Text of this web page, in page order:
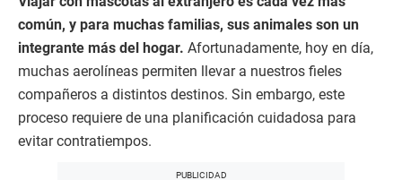
común, y para muchas familias, sus animales son un
integrante más del hogar. Afortunadamente, hoy en día,
muchas aerolíneas permiten llevar a nuestros fieles
compañeros a distintos destinos. Sin embargo, este
proceso requiere de una planificación cuidadosa para
evitar contratiempos.